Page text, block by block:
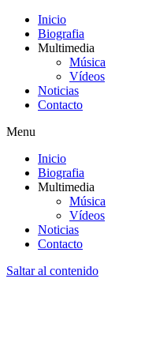
Inicio
Biografia
Multimedia
Música
Vídeos
Noticias
Contacto
Menu
Inicio
Biografia
Multimedia
Música
Vídeos
Noticias
Contacto
Saltar al contenido